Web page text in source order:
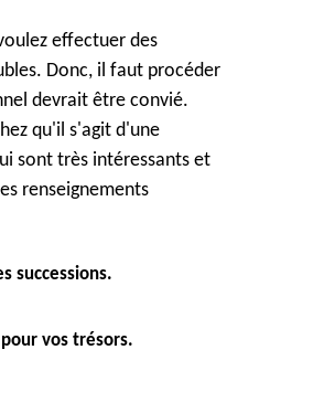
effectuer des
Donc, il faut procéder
devrait être convié.
qu'il s'agit d'une
sont très intéressants et
renseignements
successions.
vos trésors.